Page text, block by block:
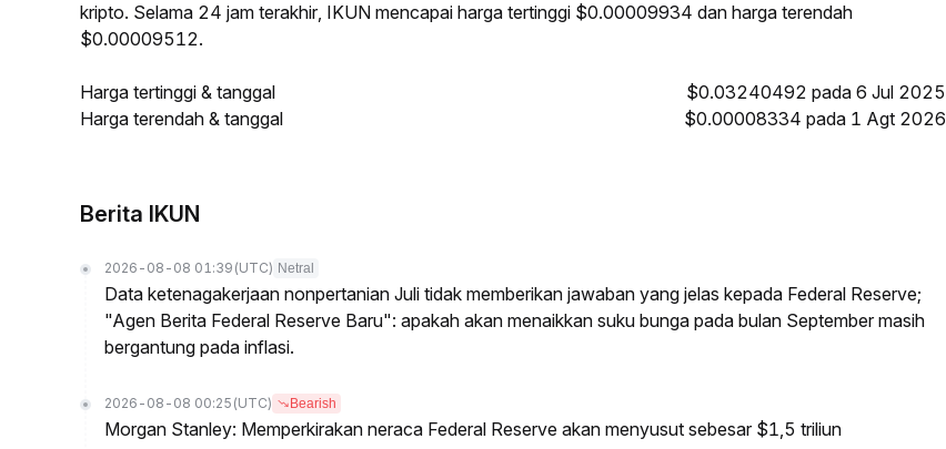
kripto. Selama 24 jam terakhir, IKUN mencapai harga tertinggi $0.00009934 dan harga terendah
$0.00009512.
Harga tertinggi & tanggal
$0.03240492 pada 6 Jul 2025
Harga terendah & tanggal
$0.00008334 pada 1 Agt 2026
Berita IKUN
2026-08-08 01:39 (UTC) Netral
Data ketenagakerjaan nonpertanian Juli tidak memberikan jawaban yang jelas kepada Federal Reserve;
"Agen Berita Federal Reserve Baru": apakah akan menaikkan suku bunga pada bulan September masih
bergantung pada inflasi.
2026-08-08 00:25 (UTC) Bearish
Morgan Stanley: Memperkirakan neraca Federal Reserve akan menyusut sebesar $1,5 triliun